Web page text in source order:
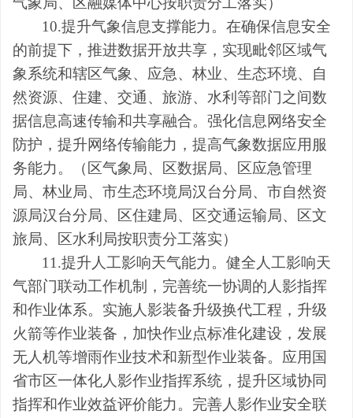
10.提升气象信息支撑能力。在确保信息安全
的前提下，推进数据开放共享，实现毗邻区域气
象系统和辖区气象、应急、林业、生态环境、自
然资源、住建、交通、旅游、水利等部门之间数
据信息高速传输和共享融合。强化信息网络安全
防护，提升网络传输能力，提高气象数据应用服
务能力。
（ 区气象局、区数据局、区应急管理
局、林业局、市生态环境局汉台分局、市自然资
源局汉台分局、 区住建局、区交通运输局、 区文
旅局、
区水利局按职责分工落实）
11.提升人工影响天气能力。健全人工影响天
气部门联动工作机制，完善统一协调的人影指挥
和作业体系。实施人影装备升级换代工程，升级
火箭等作业装备， 加快作业点标准化建设， 发展
无人机等增雨作业技术和新型作业装备。应用国
省市区一体化人影作业指挥系统，提升区域协同
指挥和作业效益评价能力。完善人影作业安全联